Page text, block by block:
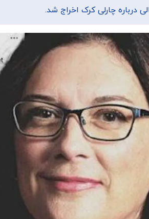
درباره چارلی کرک اخراج شد.